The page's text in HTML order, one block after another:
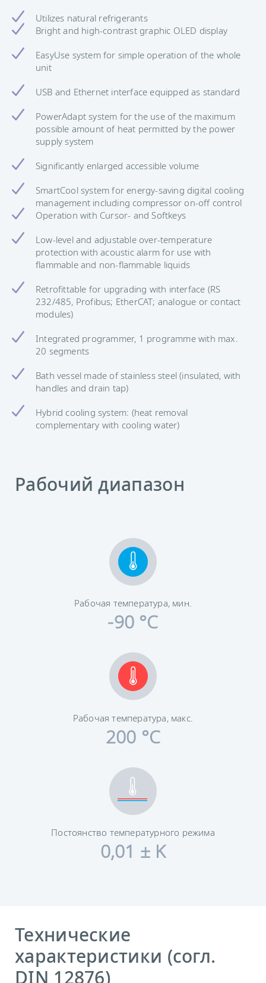
Utilizes natural refrigerants
Bright and high-contrast graphic OLED display
EasyUse system for simple operation of the whole
unit
USB and Ethernet interface equipped as standard
PowerAdapt system for the use of the maximum
possible amount of heat permitted by the power
supply system
Significantly enlarged accessible volume
SmartCool system for energy-saving digital cooling
management including compressor on-off control
Operation with Cursor- and Softkeys
Low-level and adjustable over-temperature
protection with acoustic alarm for use with
flammable and non-flammable liquids
Retrofittable for upgrading with interface (RS
232/485, Profibus; EtherCAT; analogue or contact
modules)
Integrated programmer, 1 programme with max.
20 segments
Bath vessel made of stainless steel (insulated, with
handles and drain tap)
Hybrid cooling system: (heat removal
complementary with cooling water)
Рабочий диапазон
Рабочая температура, мин.
-90 °C
Рабочая температура, макс.
200 °C
Постоянство температурного режима
0,01 ± K
Технические
характеристики (согл.
DIN 12876)